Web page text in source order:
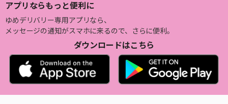
アプリならもっと便利に
ゆめデリバリー専用アプリなら、
メッセージの通知がスマホに来るので、さらに便利。
ダウンロードはこちら